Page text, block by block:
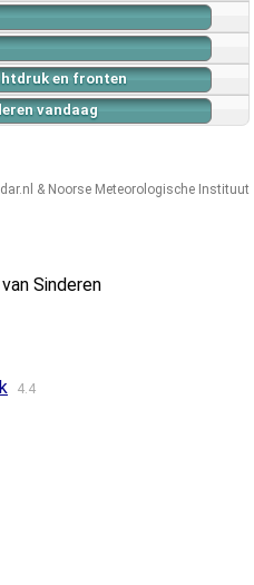
en fronten
vandaag
& Noorse Meteorologische Instituut
Sinderen
4.4